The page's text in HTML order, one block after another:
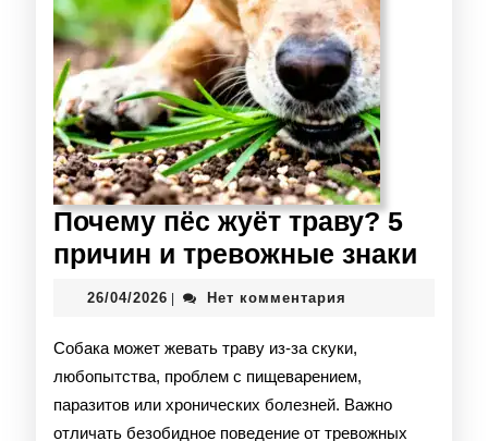
Почему пёс жуёт траву? 5
причин и тревожные знаки
26/04/2026 Нет комментария
Собака может жевать траву из-за скуки,
любопытства, проблем с пищеварением,
паразитов или хронических болезней. Важно
отличать безобидное поведение от тревожных